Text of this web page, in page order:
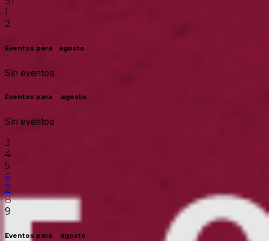
1
2
Eventos para agosto
Sin eventos
Eventos para agosto
Sin eventos
3
4
5
6
7
8
9
Eventos para agosto